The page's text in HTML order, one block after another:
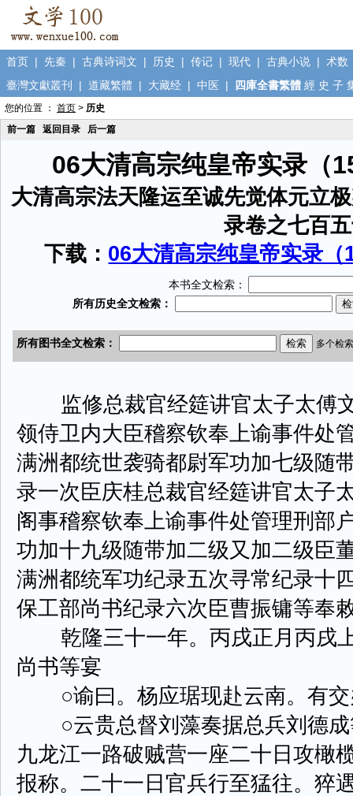
首页 | 先秦 | 古典诗词文 | 历史 | 传记 | 现代 | 古典小说 | 术数
臺灣文獻叢刊
| 道藏繁體 | 大藏经 | 中医 | 四庫全書繁體 經 史 子
您的位置 ： 首页 > 历史
前一篇
返回目录 后一篇
06大清高宗纯皇帝实录（
大清高宗法天隆运至诚先觉体元立
录卷之七百
下载： 06大清高宗纯皇帝实录
本书全文检索：
监修总裁官经筵讲官太子太傅
领侍卫内大臣稽察钦奉上谕事件处
满洲都统世袭骑都尉军功加七级随
录一次臣庆桂总裁官经筵讲官太子
阁事稽察钦奉上谕事件处管理刑部
功加十九级随带加二级又加二级臣
满洲都统军功纪录五次寻常纪录十
保工部尚书纪录六次臣曹振镛等奉
乾隆三十一年。丙戌正月丙戌
尚书等宴
○谕曰。杨应琚现赴云南。有交
○云贵总督刘藻奏据总兵刘德成
九龙江一路破贼营一座二十日攻橄
报称。二十一日官兵行至猛往。猝